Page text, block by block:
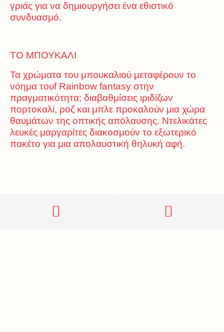
γριάς για να δημιουργήσει ένα εθιστικό
συνδυασμό.
ΤΟ ΜΠΟΥΚΑΛΙ
Τα χρώματα του μπουκαλιού μεταφέρουν το
νόημα τουf Rainbow fantasy στην
πραγματικότητα; διαβαθμίσεις ιριδίζων
πορτοκαλί, ροζ και μπλε προκαλούν μια χώρα
θαυμάτων της οπτικής απόλαυσης. Ντελικάτες
λευκές μαργαρίτες διακοσμούν το εξωτερικό
πακέτο για μια απολαυστική θηλυκή αφή.